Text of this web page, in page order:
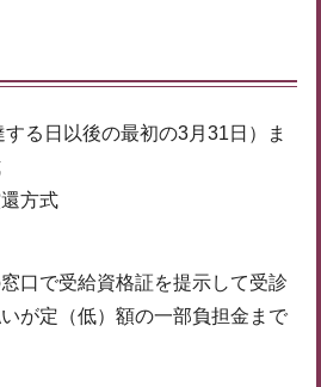
る日以後の最初の3月31日）ま
方式
口で受給資格証を提示して受診
が定（低）額の一部負担金まで